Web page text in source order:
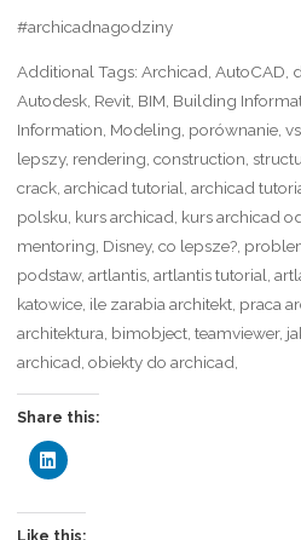
#archicadnagodziny
Additional Tags: Archicad, AutoCAD,
Autodesk, Revit, BIM, Building
Information, Modeling, porównanie,
lepszy, rendering, construction,
crack, archicad tutorial, archicad
polsku, kurs archicad, kurs archicad
mentoring, Disney, co lepsze?,
podstaw, artlantis, artlantis tutorial,
katowice, ile zarabia architekt, praca
architektura, bimobject, teamviewer,
archicad, obiekty do archicad,
Share this:
C
l
k
t
Like this: